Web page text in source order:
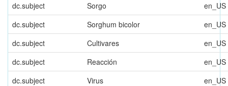
dc.subject Sorgo
en_US
dc.subject
Sorghum bicolor
en_US
dc.subject
Cultivares
en_US
dc.subject
Reacción
en_US
dc.subject
Virus
en_US